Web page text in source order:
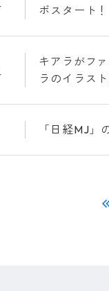
ボスタート
キアラがフ
ラのイラス
「日経MJ